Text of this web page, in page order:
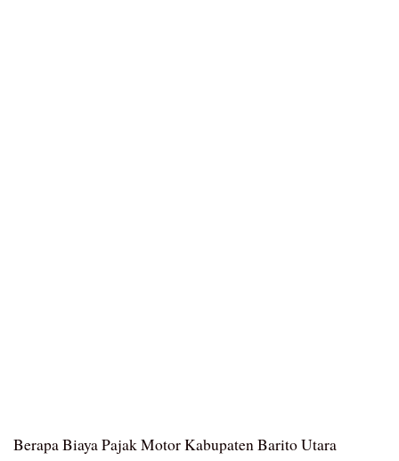
Berapa Biaya Pajak Motor Kabupaten Barito Utara